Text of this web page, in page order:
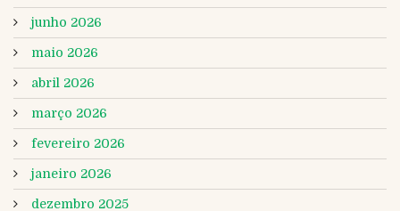
junho 2026
maio 2026
abril 2026
março 2026
fevereiro 2026
janeiro 2026
dezembro 2025